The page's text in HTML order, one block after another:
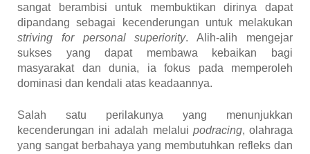
sangat berambisi untuk membuktikan dirinya dapat
dipandang sebagai kecenderungan untuk melakukan
striving for personal superiority. Alih-alih mengejar
sukses yang dapat membawa kebaikan bagi
masyarakat dan dunia, ia fokus pada memperoleh
dominasi dan kendali atas keadaannya.
Salah satu perilakunya yang menunjukkan
kecenderungan ini adalah melalui podracing, olahraga
yang sangat berbahaya yang membutuhkan refleks dan